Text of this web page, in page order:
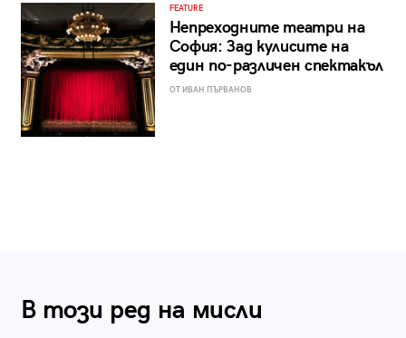
FEATURE
Непреходните театри на
София: Зад кулисите на
един по-различен спектакъл
ОТ ИВАН ПЪРВАНОВ
В този ред на мисли